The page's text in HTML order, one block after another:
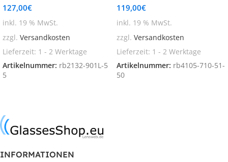
127,00€
inkl. 19 % MwSt.
zzgl. Versandkosten
Lieferzeit: 1 - 2 Werktage
Artikelnummer: rb2132-901L-5
5
119,00€
inkl. 19 % MwSt.
zzgl. Versandkosten
Lieferzeit: 1 - 2 Werktage
Artikelnummer: rb4105-710-51-
50
INFORMATIONEN